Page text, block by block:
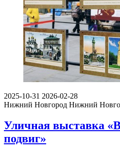
2025-10-31 2026-02-28
Нижний Новгород Нижний
Уличная выставка
подвиг»